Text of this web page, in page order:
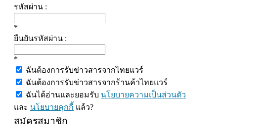
รหัสผ่าน :
*
ยืนยันรหัสผ่าน :
*
ฉันต้องการรับข่าวสารจากไทยแวร์
ฉันต้องการรับข่าวสารจากร้านค้าไทยแวร์
ฉันได้อ่านและยอมรับ นโยบายความเป็นส่วนตัว
และ นโยบายคุกกี้ แล้ว?
สมัครสมาชิก